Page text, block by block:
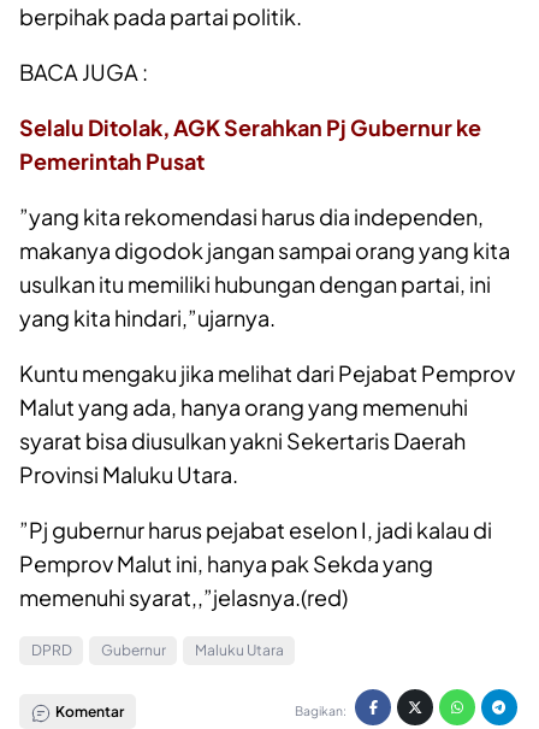
berpihak pada partai politik.
BACA JUGA :
Selalu Ditolak, AGK Serahkan Pj Gubernur ke
Pemerintah Pusat
”yang kita rekomendasi harus dia independen,
makanya digodok jangan sampai orang yang kita
usulkan itu memiliki hubungan dengan partai, ini
yang kita hindari,”ujarnya.
Kuntu mengaku jika melihat dari Pejabat Pemprov
Malut yang ada, hanya orang yang memenuhi
syarat bisa diusulkan yakni Sekertaris Daerah
Provinsi Maluku Utara.
”Pj gubernur harus pejabat eselon I, jadi kalau di
Pemprov Malut ini, hanya pak Sekda yang
memenuhi syarat,,”jelasnya.(red)
DPRD Gubernur Maluku Utara
Komentar Bagikan: